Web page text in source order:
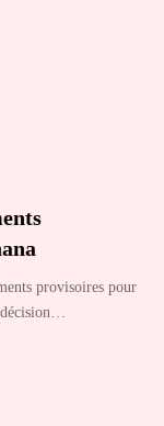
provisoires pour